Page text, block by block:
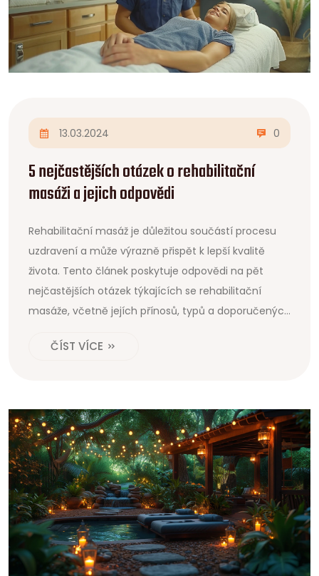
13.03.2024 0
5 nejčastějších otázek o rehabilitační
masáži a jejich odpovědi
Rehabilitační masáž je důležitou součástí procesu
uzdravení a může výrazně přispět k lepší kvalitě
života. Tento článek poskytuje odpovědi na pět
nejčastějších otázek týkajících se rehabilitační
masáže, včetně jejích přínosů, typů a doporučených
které pomohou lidem lépe porozumět tomu, co
ČÍST VÍCE